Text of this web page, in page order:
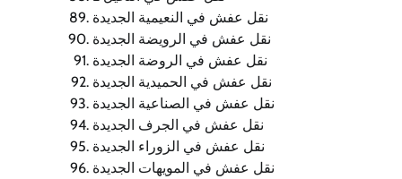
نقل عفش في النعيمية الجديدة
نقل عفش في الرويضة الجديدة
نقل عفش في الروضة الجديدة
نقل عفش في الحميدية الجديدة
نقل عفش في الصناعية الجديدة
نقل عفش في الجرف الجديدة
نقل عفش في الزوراء الجديدة
نقل عفش في المويهات الجديدة